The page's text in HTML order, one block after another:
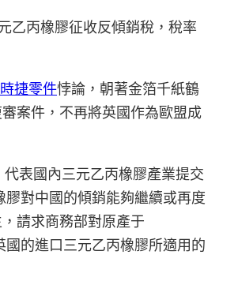
乙丙橡膠征收反傾銷稅，稅率
捷零件悖論，朝著金箔千紙鶴
案件，不再將英國作為歐盟成
表國內三元乙丙橡膠產業提交
對中國的傾銷能夠繼續或再度
請求商務部對原產于
的進口三元乙丙橡膠所適用的